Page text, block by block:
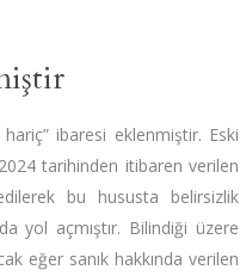
ibaresi eklenmiştir. Eski
tarihinden itibaren verilen
bu hususta belirsizlik
yol açmıştır. Bilindiği üzere
eğer sanık hakkında verilen